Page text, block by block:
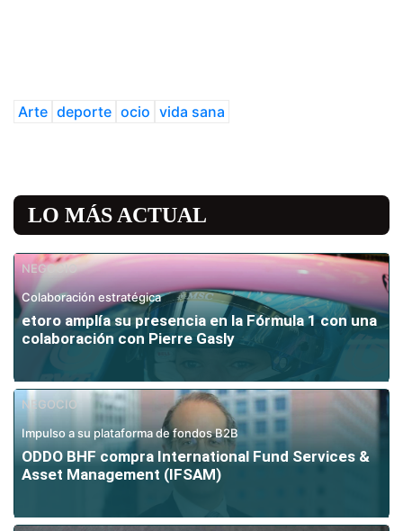
Arte deporte ocio vida sana
LO MÁS ACTUAL
NEGOCIO
Colaboración estratégica
etoro amplía su presencia en la Fórmula 1 con una
colaboración con Pierre Gasly
NEGOCIO
Impulso a su plataforma de fondos B2B
ODDO BHF compra International Fund Services &
Asset Management (IFSAM)